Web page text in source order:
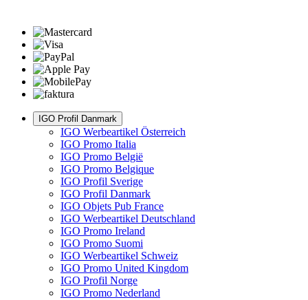
IGO Profil Danmark
IGO Werbeartikel Österreich
IGO Promo Italia
IGO Promo België
IGO Promo Belgique
IGO Profil Sverige
IGO Profil Danmark
IGO Objets Pub France
IGO Werbeartikel Deutschland
IGO Promo Ireland
IGO Promo Suomi
IGO Werbeartikel Schweiz
IGO Promo United Kingdom
IGO Profil Norge
IGO Promo Nederland